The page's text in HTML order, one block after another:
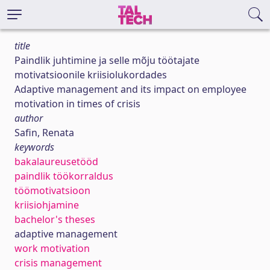
title
Paindlik juhtimine ja selle mõju töötajate
motivatsioonile kriisiolukordades
Adaptive management and its impact on employee
motivation in times of crisis
author
Safin, Renata
keywords
bakalaureusetööd
paindlik töökorraldus
töömotivatsioon
kriisiohjamine
bachelor's theses
adaptive management
work motivation
crisis management